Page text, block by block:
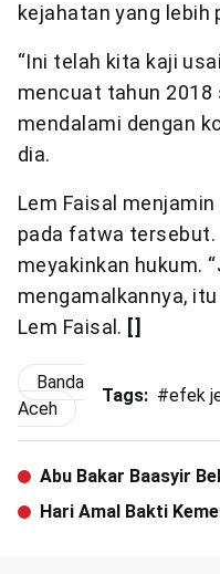
kejahatan yang lebih
“Ini telah kita kaji
mencuat tahun 2018
mendalami dengan
dia.
Lem Faisal
pada fatwa
meyakinkan hukum.
mengamalkannya,
Lem Faisal. []
Banda
Aceh
Tags: #efek
Abu Bakar Baasyir
Rebut Masa eks FPI
Hari Amal Bakti